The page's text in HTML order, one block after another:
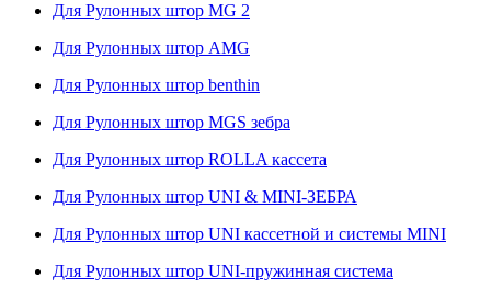
Для Рулонных штор MG 2
Для Рулонных штор AMG
Для Рулонных штор benthin
Для Рулонных штор MGS зебра
Для Рулонных штор ROLLA кассета
Для Рулонных штор UNI & MINI-ЗЕБРА
Для Рулонных штор UNI кассетной и системы MINI
Для Рулонных штор UNI-пружинная система